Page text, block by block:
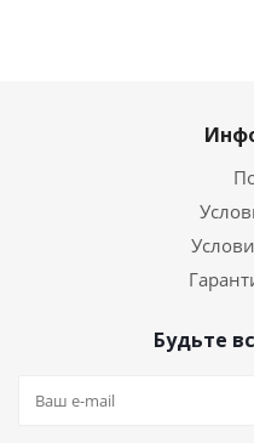
Будьте